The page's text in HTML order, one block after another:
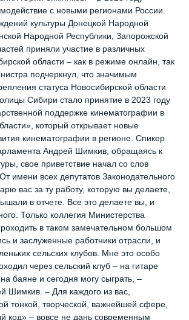
с новыми регионами России.
культуры Донецкой Народной
Народной Республики, Запорожской
приняли участие в различных
области – как в режиме онлайн, так
подчеркнул, что значимым
статуса Новосибирской области
Сибири стало принятие в 2023 году
поддержке кинематографии в
который открывает новые
кинематографии в регионе. Спикер
Андрей Шимкив, обращаясь к
свое приветствие начал со слов
имени всех депутатов Законодательного
вас за ту работу, которую вы делаете,
в отчете. Все это делаете вы, и
Только коллегия Министерства
в таком замечательном большом
и заслуженные работники отрасли, и
сельских клубов. Мне это особо
через сельский клуб – на гитаре
баяне и сегодня могу сыграть, –
Шимкив. – Для каждого из вас,
тонкой, творческой, важнейшей сфере,
код» – вовсе не дань современным